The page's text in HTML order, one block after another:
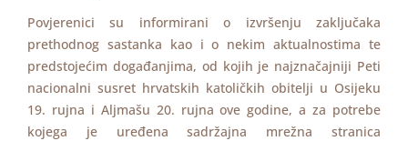
Povjerenici su informirani o izvršenju zaključaka
prethodnog sastanka kao i o nekim aktualnostima te
predstojećim događanjima, od kojih je najznačajniji Peti
nacionalni susret hrvatskih katoličkih obitelji u Osijeku
19. rujna i Aljmašu 20. rujna ove godine, a za potrebe
kojega je uređena sadržajna mrežna stranica